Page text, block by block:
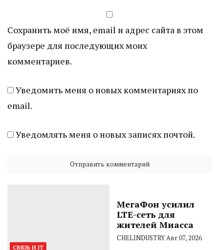
Сохранить моё имя, email и адрес сайта в этом
браузере для последующих моих
комментариев.
Уведомить меня о новых комментариях по
email.
Уведомлять меня о новых записях почтой.
СВЯЗЬ И IT
МегаФон усилил
LTE-сеть для
жителей Миасса
CHELINDUSTRYАвг 07, 2026